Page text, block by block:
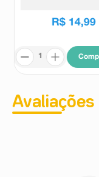
R$ 14,99
Avaliações